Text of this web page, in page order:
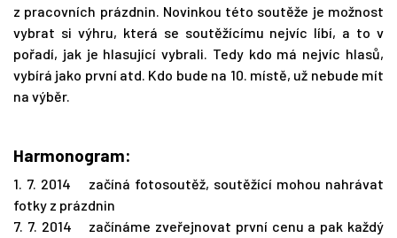
z pracovních prázdnin. Novinkou této soutěže je možnost
vybrat si výhru, která se soutěžícímu nejvíc líbí, a to v
pořadí, jak je hlasující vybrali. Tedy kdo má nejvíc hlasů,
vybírá jako první atd. Kdo bude na 10. místě, už nebude mít
na výběr.
Harmonogram:
1. 7. 2014 začíná fotosoutěž, soutěžící mohou nahrávat
fotky z prázdnin
7. 7. 2014 začínáme zveřejnovat první cenu a pak každý